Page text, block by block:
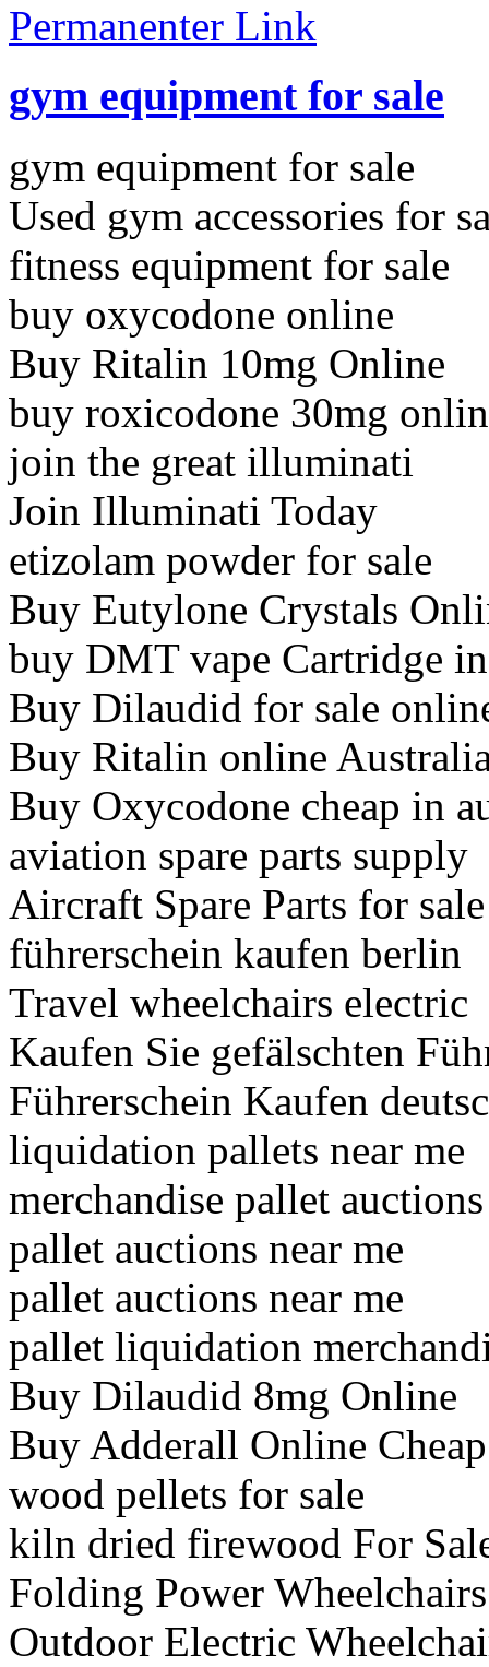
Permanenter Link
gym equipment for sale
gym equipment for sale
Used gym accessories for
fitness equipment for sale
buy oxycodone online
Buy Ritalin 10mg Online
buy roxicodone 30mg
join the great illuminati
Join Illuminati Today
etizolam powder for sale
Buy Eutylone Crystals
buy DMT vape Cartridge
Buy Dilaudid for sale
Buy Ritalin online
Buy Oxycodone cheap in
aviation spare parts supply
Aircraft Spare Parts for sale
führerschein kaufen berlin
Travel wheelchairs electric
Kaufen Sie gefälschten
Führerschein Kaufen
liquidation pallets near me
merchandise pallet auctions
pallet auctions near me
pallet auctions near me
pallet liquidation
Buy Dilaudid 8mg Online
Buy Adderall Online Cheap
wood pellets for sale
kiln dried firewood For
Folding Power Wheelchairs
Outdoor Electric